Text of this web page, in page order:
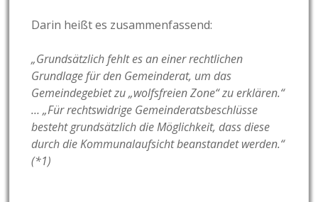
Darin heißt es zusammenfassend:
„Grundsätzlich fehlt es an einer rechtlichen
Grundlage für den Gemeinderat, um das
Gemeindegebiet zu „wolfsfreien Zone“ zu erklären.“
… „Für rechtswidrige Gemeinderatsbeschlüsse
besteht grundsätzlich die Möglichkeit, dass diese
durch die Kommunalaufsicht beanstandet werden.“
(*1)